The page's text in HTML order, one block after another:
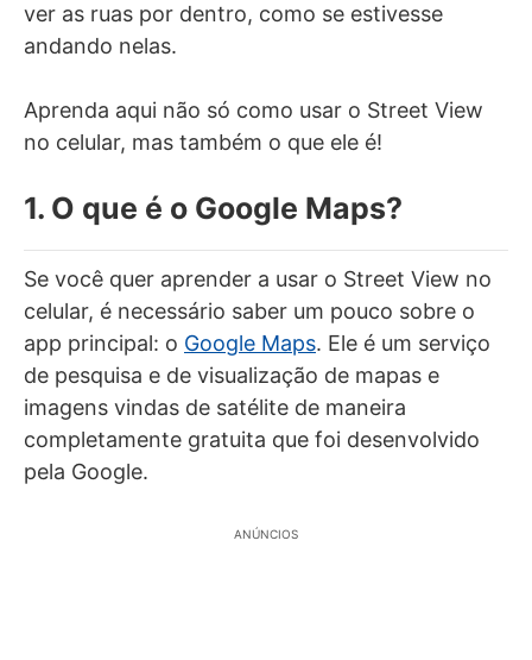
ver as ruas por dentro, como se estivesse
andando nelas.
Aprenda aqui não só como usar o Street View
no celular, mas também o que ele é!
1. O que é o Google Maps?
Se você quer aprender a usar o Street View no
celular, é necessário saber um pouco sobre o
app principal: o Google Maps. Ele é um serviço
de pesquisa e de visualização de mapas e
imagens vindas de satélite de maneira
completamente gratuita que foi desenvolvido
pela Google.
ANÚNCIOS